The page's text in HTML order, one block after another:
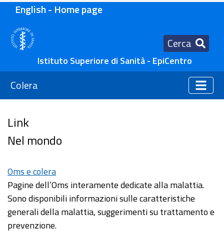
English - Home page
Cerca
Istituto Superiore di Sanità - EpiCentro
Colera
Link
Nel mondo
Oms e colera
Pagine dell’Oms interamente dedicate alla malattia.
Sono disponibili informazioni sulle caratteristiche
generali della malattia, suggerimenti su trattamento e
prevenzione.